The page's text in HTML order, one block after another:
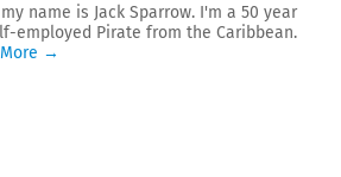
name is Jack Sparrow. I'm a 50 year
employed Pirate from the Caribbean.
→